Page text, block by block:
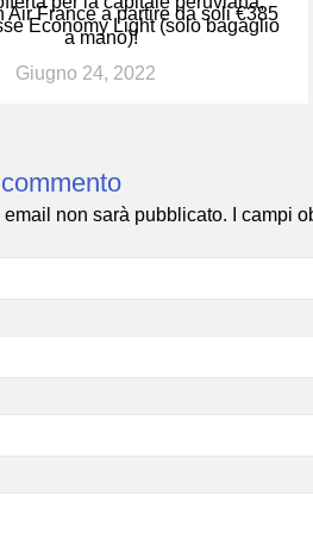
Air France a partire da soli €385
Economy Light (solo bagaglio
a mano)!
Giugno 24, 2022
email non sarà pubblicato. I campi